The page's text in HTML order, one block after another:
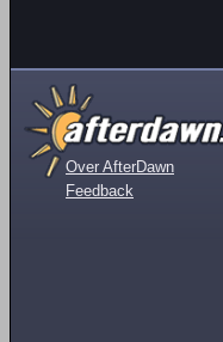
Over AfterDawn
Feedback